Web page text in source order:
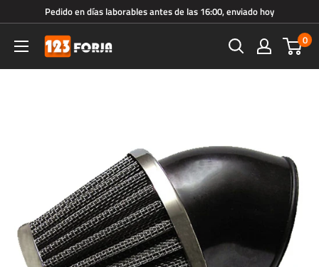
directamente
contenido
Pedido en días laborables antes de las 16:00, enviado hoy
123forja.es 0